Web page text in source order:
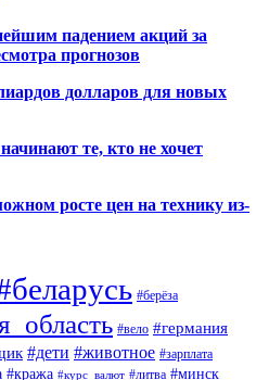
падением акций за
прогнозов
долларов для новых
те, кто не хочет
росте цен на технику из-
#берёза
#вело #германия
#дети #животное #зарплата
#кража #курс_валют #литва #минск